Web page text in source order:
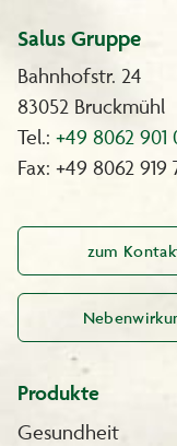
Wir beraten Sie
(0,06 € pro Anruf,
Oder Sie schreiben
Salus Gruppe
Bahnhofstr. 24
83052 Bruckmühl
Tel.: +49 8062 901
Fax: +49 8062 919
zum
Produkte
Gesundheit